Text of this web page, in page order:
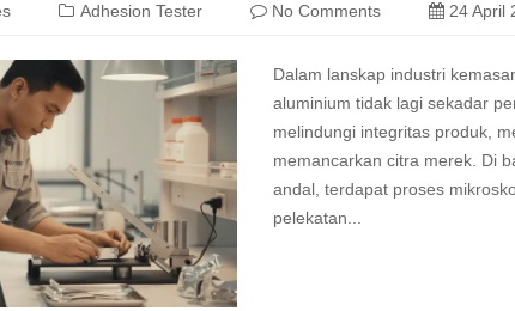
Adhesion Tester No Comments 24 April
Dalam lanskap industri
aluminium tidak lagi sekadar
melindungi integritas produk,
memancarkan citra merek. Di
andal, terdapat proses
pelekatan...